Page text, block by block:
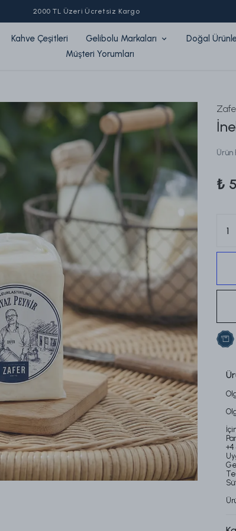
Zaferler10 ile sepette %10 indirim!
Kahve Çeşitleri Gelibolu Markaları Doğal
Müşteri Yorumları
Ürün
₺
+4